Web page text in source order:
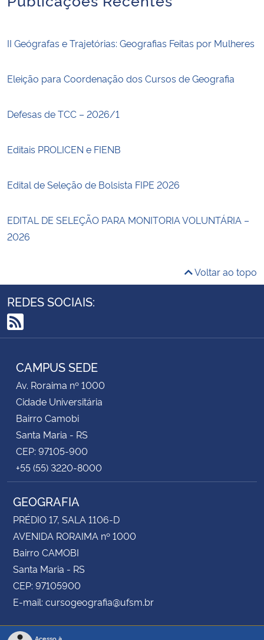
II Geógrafas e Trajetórias: Geografias Feitas por Mulheres
Eleição para Coordenação dos Cursos de Geografia
Defesas de TCC – 2026/1
Editais PROLICEN e FIENB
Edital de Seleção de Bolsista FIPE 2026
EDITAL DE SELEÇÃO PARA MONITORIA VOLUNTÁRIA –
2026
Voltar ao topo
REDES SOCIAIS:
RSS
CAMPUS SEDE
Av. Roraima nº 1000
Cidade Universitária
Bairro Camobi
Santa Maria - RS
CEP: 97105-900
+55 (55) 3220-8000
GEOGRAFIA
PRÉDIO 17, SALA 1106-D
AVENIDA RORAIMA nº 1000
Bairro CAMOBI
Santa Maria - RS
CEP: 97105900
E-mail: cursogeografia@ufsm.br